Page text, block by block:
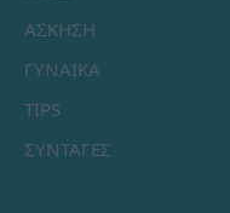
ΑΣΚΗΣΗ
ΓΥΝΑΙΚΑ
TIPS
ΣΥΝΤΑΓΕΣ